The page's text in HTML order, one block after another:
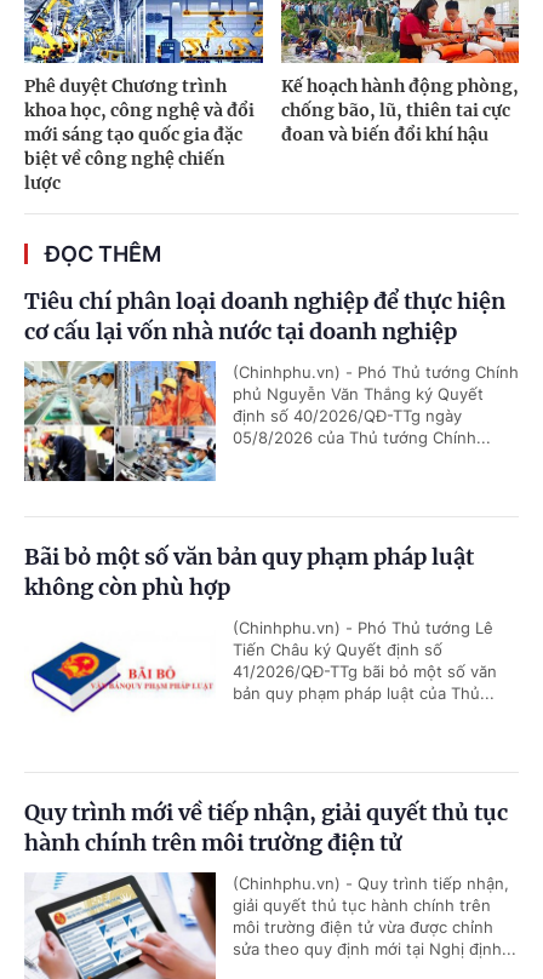
Phê duyệt Chương trình
khoa học, công nghệ và đổi
mới sáng tạo quốc gia đặc
biệt về công nghệ chiến
lược
Kế hoạch hành động phòng,
chống bão, lũ, thiên tai cực
đoan và biến đổi khí hậu
ĐỌC THÊM
Tiêu chí phân loại doanh nghiệp để thực hiện
cơ cấu lại vốn nhà nước tại doanh nghiệp
(Chinhphu.vn) - Phó Thủ tướng Chính
phủ Nguyễn Văn Thắng ký Quyết
định số 40/2026/QĐ-TTg ngày
05/8/2026 của Thủ tướng Chính...
Bãi bỏ một số văn bản quy phạm pháp luật
không còn phù hợp
(Chinhphu.vn) - Phó Thủ tướng Lê
Tiến Châu ký Quyết định số
41/2026/QĐ-TTg bãi bỏ một số văn
bản quy phạm pháp luật của Thủ...
Quy trình mới về tiếp nhận, giải quyết thủ tục
hành chính trên môi trường điện tử
(Chinhphu.vn) - Quy trình tiếp nhận,
giải quyết thủ tục hành chính trên
môi trường điện tử vừa được chỉnh
sửa theo quy định mới tại Nghị định...